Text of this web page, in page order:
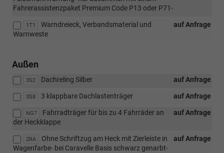
Fahrerassistenzpaket Premium Code P13 oder P71-
1T1 auf Anfrage
Warndreieck, Verbandsmaterial und
Warnweste
Außen
3S2 auf Anfrage
Dachreling Silber
3S8 auf Anfrage
3 klappbare Dachlastenträger
NG7 auf Anfrage
Fahrradträger für bis zu 4 Fahrräder an
der Heckklappe
2RA auf Anfrage
Ohne Schriftzug am Heck mit Zierleiste in
Wagenfarbe- bei Caravelle Basis schwarz genarbt-